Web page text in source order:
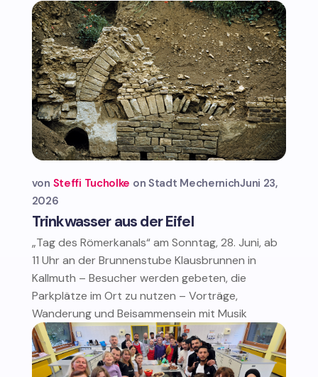
Trinkwasser aus der Eifel
von Steffi Tucholke Stadt MechernichJuni 23,
2026
„Tag des Römerkanals“ am Sonntag, 28. Juni, ab
11 Uhr an der Brunnenstube Klausbrunnen in
Kallmuth – Besucher werden gebeten, die
Parkplätze im Ort zu nutzen – Vorträge,
Wanderung und Beisammensein mit Musik